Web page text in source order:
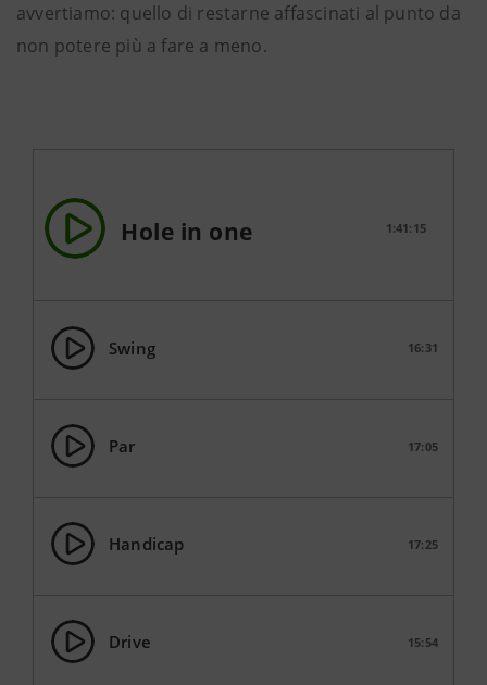
avvertiamo: quello di restarne affascinati al punto da
non potere più a fare a meno.
Hole in one 1:41:15
Swing 16:31
Par 17:05
Handicap 17:25
Drive 15:54